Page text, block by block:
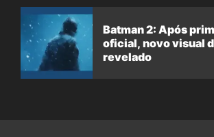
Batman 2: Após
oficial, novo visual
revelado